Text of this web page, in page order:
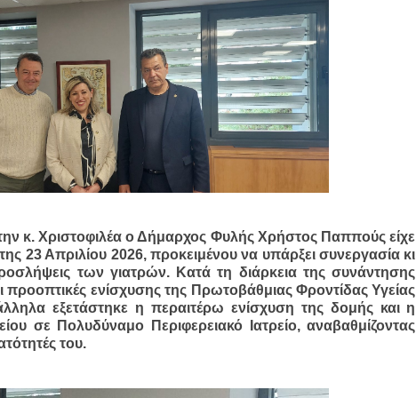
κ. Χριστοφιλέα ο Δήμαρχος Φυλής Χρήστος Παππούς είχε
23 Απριλίου 2026, προκειμένου να υπάρξει συνεργασία κι
των γιατρών. Κατά τη διάρκεια της συνάντησης
προοπτικές ενίσχυσης της Πρωτοβάθμιας Φροντίδας Υγείας
εξετάστηκε η περαιτέρω ενίσχυση της δομής και η
σε Πολυδύναμο Περιφερειακό Ιατρείο, αναβαθμίζοντας
του.